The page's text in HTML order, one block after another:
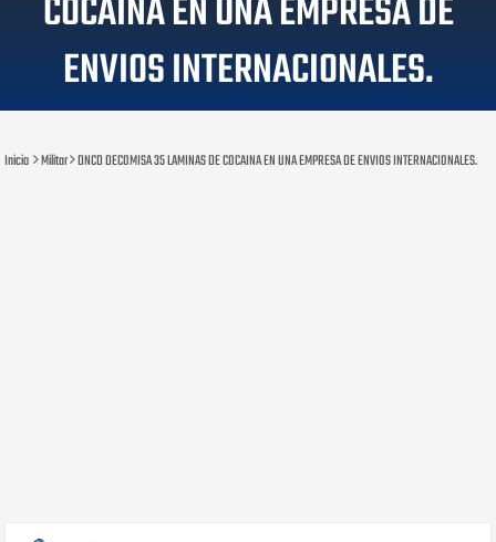
COCAINA EN UNA EMPRESA DE
ENVIOS INTERNACIONALES.
Inicio Militar DNCD DECOMISA 35 LAMINAS DE COCAINA EN UNA EMPRESA DE ENVIOS INTERNACIONALES.